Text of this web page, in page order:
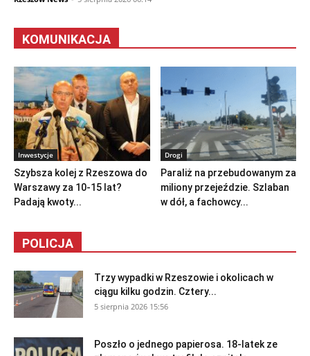
KOMUNIKACJA
Inwestycje
Szybsza kolej z Rzeszowa do
Warszawy za 10-15 lat?
Padają kwoty...
Drogi
Paraliż na przebudowanym za
miliony przejeździe. Szlaban
w dół, a fachowcy...
POLICJA
Trzy wypadki w Rzeszowie i okolicach w
ciągu kilku godzin. Cztery...
5 sierpnia 2026 15:56
Poszło o jednego papierosa. 18-latek ze